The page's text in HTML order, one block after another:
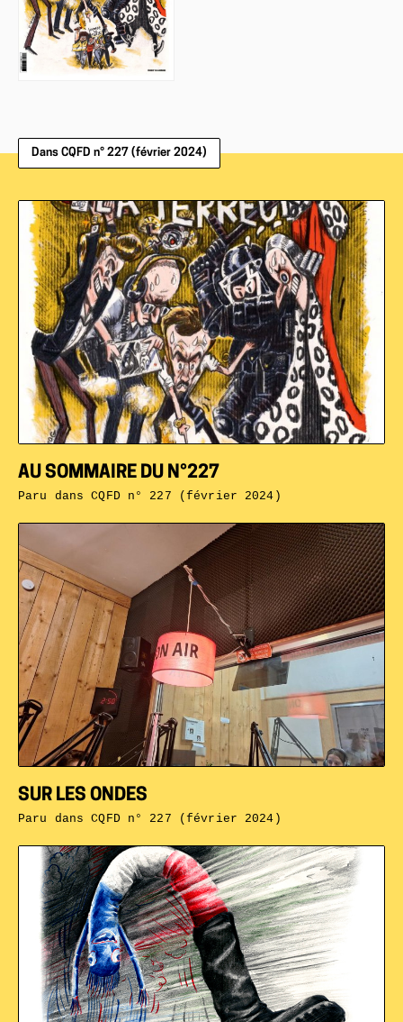
Dans CQFD n° 227 (février 2024)
SUR LES ONDES
Paru dansCQFD n° 227 (février 2024)
AU SOMMAIRE DU N°227
Paru dansCQFD n° 227 (février 2024)